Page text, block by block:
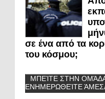
σε ένα από τα
του κόσμου;
ΜΠΕΊΤΕ ΣΤΗΝ
ΕΝΗΜΕΡΩΘΕΊΤΕ